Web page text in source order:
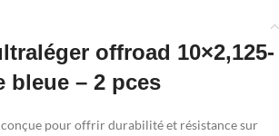
offroad 10×2,125-
bleue – 2 pces
pour offrir durabilité et résistance sur